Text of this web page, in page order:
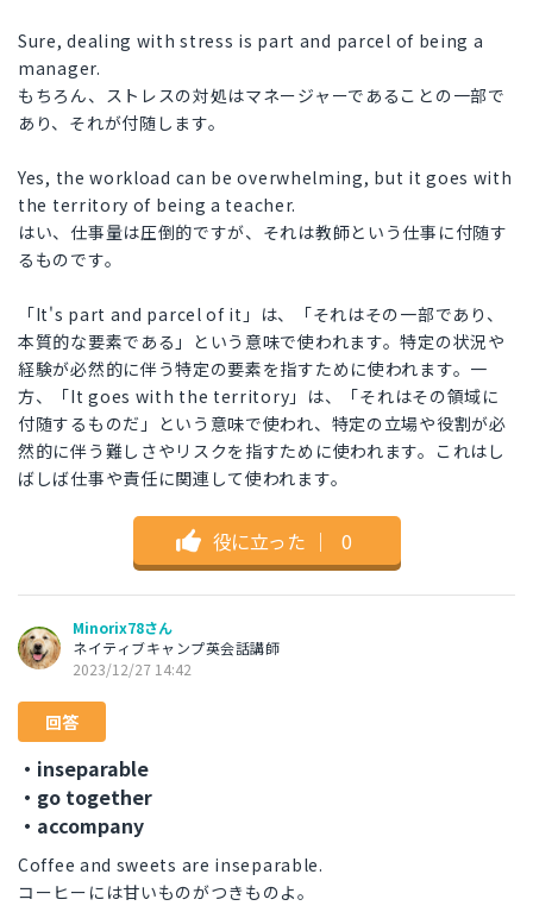
Sure, dealing with stress is part and parcel of being a
manager.
もちろん、ストレスの対処はマネージャーであることの一部で
あり、それが付随します。
Yes, the workload can be overwhelming, but it goes with
the territory of being a teacher.
はい、仕事量は圧倒的ですが、それは教師という仕事に付随す
るものです。
「It's part and parcel of it」は、「それはその一部であり、
本質的な要素である」という意味で使われます。特定の状況や
経験が必然的に伴う特定の要素を指すために使われます。一
方、「It goes with the territory」は、「それはその領域に
付随するものだ」という意味で使われ、特定の立場や役割が必
然的に伴う難しさやリスクを指すために使われます。これはし
ばしば仕事や責任に関連して使われます。
役に立った ｜ 0
Minorix78さん
ネイティブキャンプ英会話講師
2023/12/27 14:42
回答
・inseparable
・go together
・accompany
Coffee and sweets are inseparable.
コーヒーには甘いものがつきものよ。